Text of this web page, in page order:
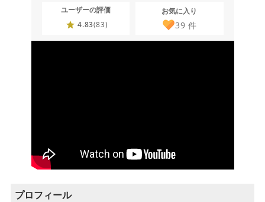
ユーザーの評価
4.83(83)
お気に入り
39 件
プロフィール